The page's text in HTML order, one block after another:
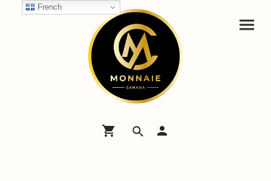
French